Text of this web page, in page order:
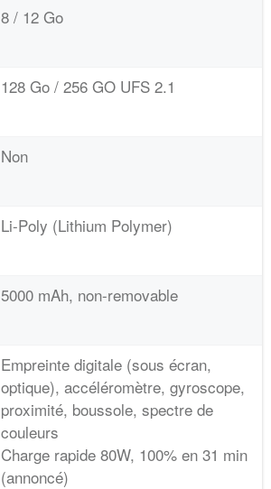
8 / 12 Go
128 Go / 256 GO UFS 2.1
Non
Li-Poly (Lithium Polymer)
5000 mAh, non-removable
Empreinte digitale (sous écran,
optique), accéléromètre, gyroscope,
proximité, boussole, spectre de
couleurs
Charge rapide 80W, 100% en 31 min
(annoncé)